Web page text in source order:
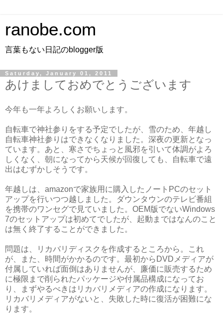
ranobe.com
言葉もない日記のblogger版
Saturday, January 01, 2011
あけましておめでとうございます
今年も一年よろしくお願いします。
自転車で神社参りをする予定でしたが、雪のため、年越し
自転車神社参りはできなくなりました。深夜の更新となっ
ています。あと、寒さでちょっと風邪を引いて体調がよろ
しくなく、朝になってから天候が回復しても、自転車で遠
出はむずかしそうです。
年越しは、amazonで家族用に購入したノートPCのセット
アップを行いつつ越しました。ダウンタウンのテレビ番組
を携帯のワンセグで見ていました。OEM版でないWindows
7のセットアップは初めてでしたが、起動まではなんのこと
は無く終了することができました。
問題は、リカバリディスクを作成するところから。これ
が、また、時間がかかるのです。最初からDVDメディアが
付属していれば面倒はありませんが、廉価に販売するため
に極限まで削られたパッケージや付属品構成になってお
り、まずやるべきはリカバリメディアの作成になります。
リカバリメディアがないと、失敗した時に復活が困難にな
ります。